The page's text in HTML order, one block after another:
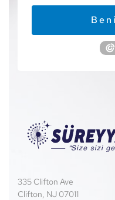
335 Clifton Ave
Clifton, NJ 07011